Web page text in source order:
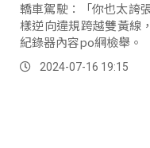
轎車駕駛：「你也太誇張了吧，喂！
樣逆向違規跨越雙黃線
紀錄器內容po網檢舉。
2024-07-16 19:15